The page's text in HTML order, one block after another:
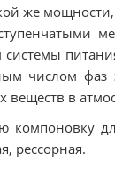
же
числом фаз
в
компоновку
рессорная.